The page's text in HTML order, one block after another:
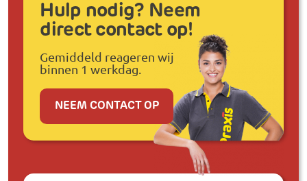
Hulp nodig? Neem
direct contact op!
Gemiddeld reageren wij
binnen 1 werkdag.
NEEM CONTACT OP